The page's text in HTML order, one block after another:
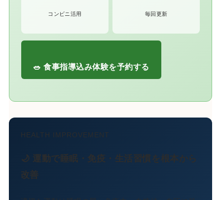
コンビニ活用 毎回更新
🥗 食事指導込み体験を予約する
HEALTH IMPROVEMENT
🌙 運動で睡眠・免疫・生活習慣を根本から
改善